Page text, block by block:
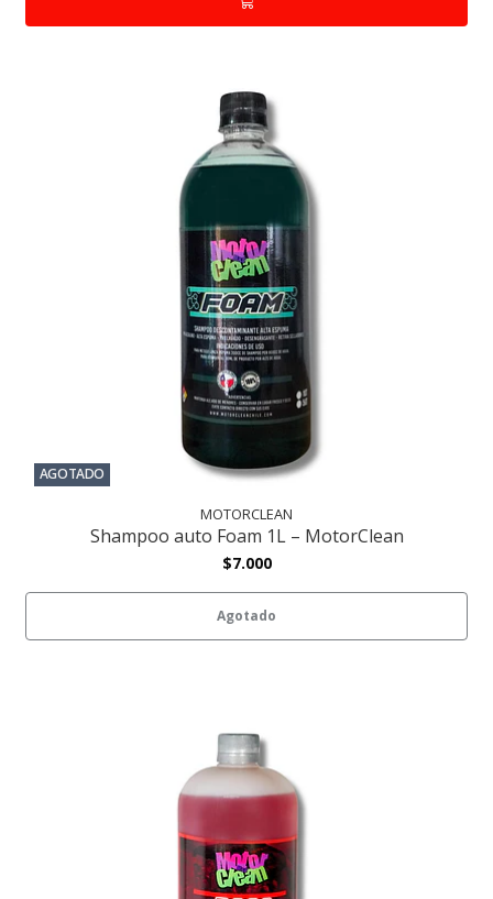
AGOTADO
MOTORCLEAN
Shampoo auto Foam 1L – MotorClean
$7.000
Agotado